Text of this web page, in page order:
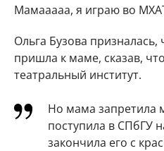
Мамааааа, я играю во
Ольга Бузова призналась,
пришла к маме, сказав,
театральный институт.
Но мама запретила
поступила в СПбГУ
закончила его с